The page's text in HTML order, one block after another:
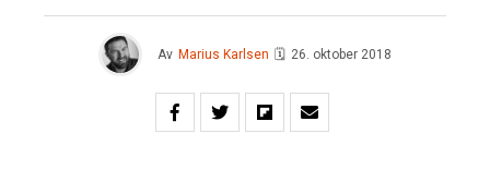
Av Marius Karlsen 🗓 26. oktober 2018